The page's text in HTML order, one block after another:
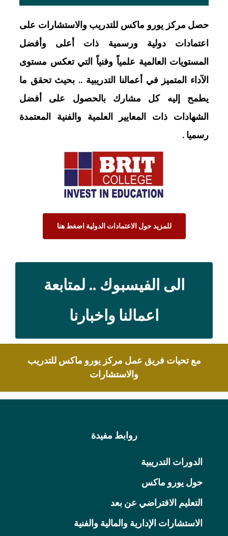
حصل مركز يورو ماكس للتدريب والاستشارات على
اعتمادات دولية ورسمية ذات أعلى وأفضل
المستويات العالمية علمياً وفنياً التي تعكس مستوى
الآداء المتميز في أعمالنا التدريبية .. بحيث تحقق ما
يطمح إليه كل مشارك بالحصول على أفضل
الشهادات ذات المعايير العلمية والفنية المعتمدة
رسميا .
للمزيد حول الاعتمادات الدولية اضغط هنا
الى الفيسبوك .. لمتابعة
اعمالنا واخبارنا
مع تحيات فريق عمل مركز يورو ماكس للتدريب
والاستشارات
روابط مفيدة
الدورات التدريبية
حول يورو ماكس
التعليم الافتراضي عن بعد
الاستشارات الإدارية والمالية والفنية